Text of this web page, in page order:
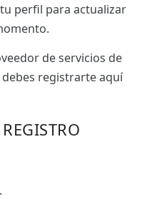
perfil para actualizar
de servicios de
registrarte aquí